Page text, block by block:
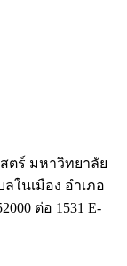
ตร์ มหาวิทยาลัย
ในเมือง อำเภอ
ต่อ 1531 E-